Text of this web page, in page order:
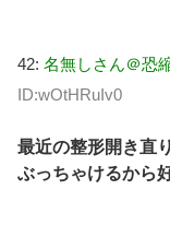
42: 名無しさん＠恐
ID:wOtHRuIv0
最近の整形開き直
ぶっちゃけるから